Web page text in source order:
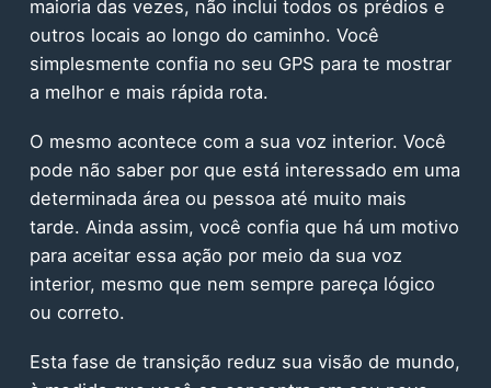
maioria das vezes, não inclui todos os prédios e
outros locais ao longo do caminho. Você
simplesmente confia no seu GPS para te mostrar
a melhor e mais rápida rota.
O mesmo acontece com a sua voz interior. Você
pode não saber por que está interessado em uma
determinada área ou pessoa até muito mais
tarde. Ainda assim, você confia que há um motivo
para aceitar essa ação por meio da sua voz
interior, mesmo que nem sempre pareça lógico
ou correto.
Esta fase de transição reduz sua visão de mundo,